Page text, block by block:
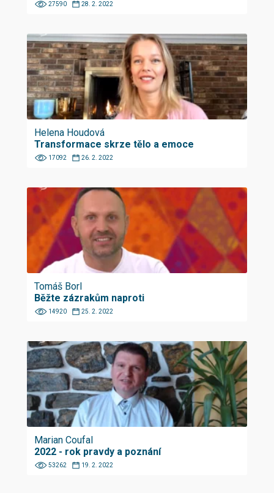
27590 28. 2. 2022
Helena Houdová
Transformace skrze tělo a emoce
17092 26. 2. 2022
Tomáš Borl
Běžte zázrakům naproti
14920 25. 2. 2022
Marian Coufal
2022 - rok pravdy a poznání
53262 19. 2. 2022